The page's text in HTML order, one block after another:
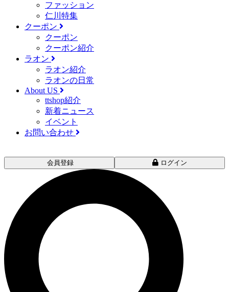
ファッション
仁川特集
クーポン
クーポン
クーポン紹介
ラオン
ラオン紹介
ラオンの日常
About US
ttshop紹介
新着ニュース
イベント
お問い合わせ
会員登録 ログイン